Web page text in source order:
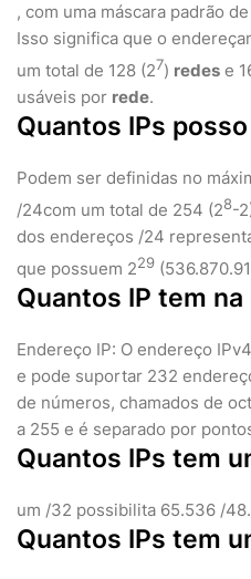
, com uma máscara padrão
Isso significa que o
um total de 128 (27) redes e
usáveis por rede.
Quantos IPs
Podem ser definidas no
/24com um total de 254 (28-
dos endereços /24
que possuem 229
Quantos IP tem na
Endereço IP: O endereço
e pode suportar 232
de números, chamados de
a 255 e é separado por
Quantos IPs tem
um /32 possibilita 65.536 /48.
Quantos IPs tem